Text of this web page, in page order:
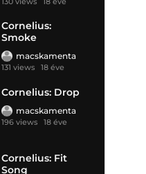
Cornelius:
Smoke
macskamenta
131 views 18 éve
Cornelius: Drop
macskamenta
196 views 18 éve
Cornelius: Fit
Song